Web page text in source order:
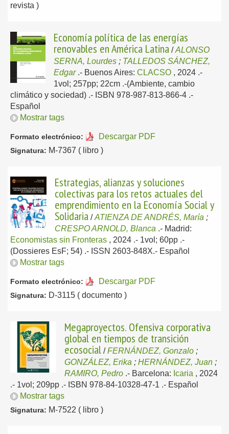
revista )
Economía política de las energías
renovables en América Latina /ALONSO
SERNA, Lourdes ; TALLEDOS SÁNCHEZ,
Edgar .- Buenos Aires: CLACSO , 2024 .-
1vol; 257pp; 22cm .-(Ambiente, cambio
climático y sociedad) .- ISBN 978-987-813-866-4 .-
Español
Mostrar tags
Formato electrónico: Descargar PDF
Signatura: M-7367 ( libro )
Estrategias, alianzas y soluciones
colectivas para los retos actuales del
emprendimiento en la Economía Social y
Solidaria /ATIENZA DE ANDRÉS, María ;
CRESPO ARNOLD, Blanca .- Madrid:
Economistas sin Fronteras , 2024 .- 1vol; 60pp .-
(Dossieres EsF; 54) .- ISSN 2603-848X.- Español
Mostrar tags
Formato electrónico: Descargar PDF
Signatura: D-3115 ( documento )
Megaproyectos. Ofensiva corporativa
global en tiempos de transición
ecosocial /FERNÁNDEZ, Gonzalo ;
GONZÁLEZ, Erika ; HERNÁNDEZ, Juan ;
RAMIRO, Pedro .- Barcelona: Icaria , 2024
.- 1vol; 209pp .- ISBN 978-84-10328-47-1 .- Español
Mostrar tags
Signatura: M-7522 ( libro )